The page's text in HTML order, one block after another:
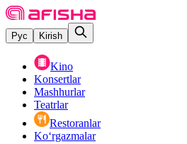
Рус Kirish
Kino
Konsertlar
Mashhurlar
Teatrlar
Restoranlar
Ko‘rgazmalar